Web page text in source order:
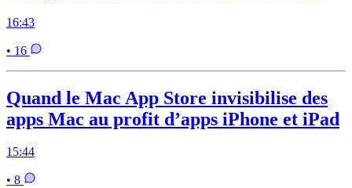
16:43
• 16
Quand le Mac App Store invisibilise des
apps Mac au profit d’apps iPhone et iPad
15:44
• 8